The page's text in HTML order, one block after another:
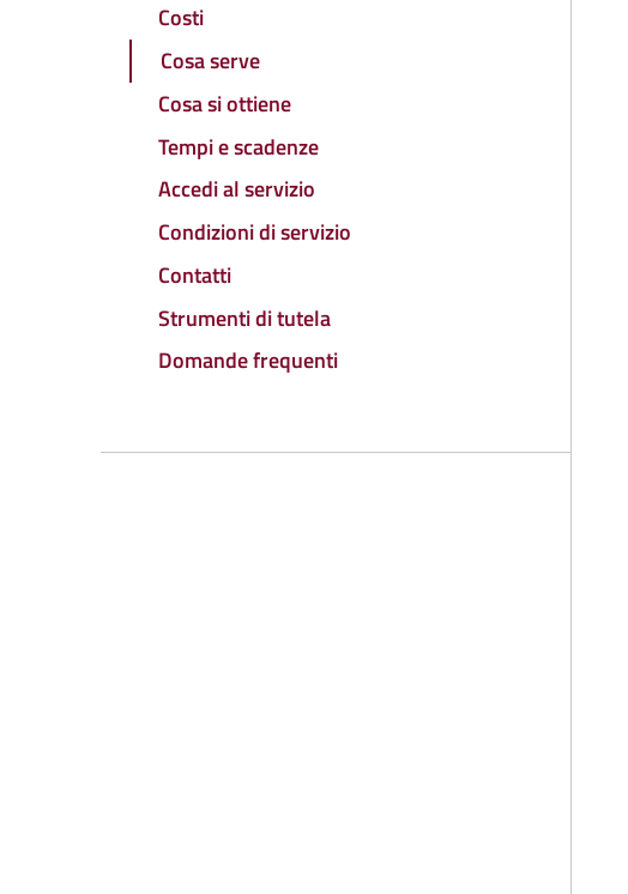
Costi
Cosa serve
Cosa si ottiene
Tempi e scadenze
Accedi al servizio
Condizioni di servizio
Contatti
Strumenti di tutela
Domande frequenti